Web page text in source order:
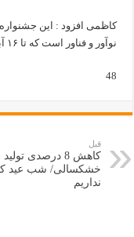
کاظمی افزود : این
نوآور و فناور است که تا ۱۶ آبان ثبت نام آن از طریق سایت ادامه دارد.
48
قبل
کاهش 8 درصدی
خشکسالی/ شب عید
نداریم